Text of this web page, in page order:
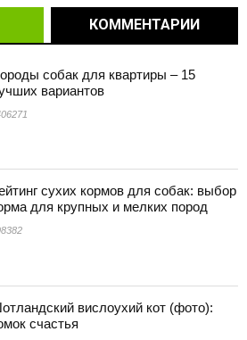
КОММЕНТАРИИ
собак для квартиры – 15
вариантов
сухих кормов для собак: выбор
для крупных и мелких пород
вислоухий кот (фото):
счастья